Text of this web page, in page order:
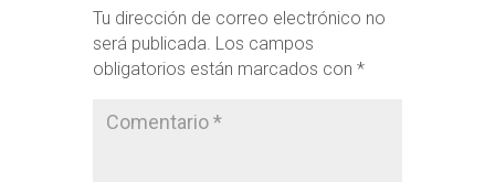
Tu dirección de correo electrónico no
será publicada. Los campos
obligatorios están marcados con *